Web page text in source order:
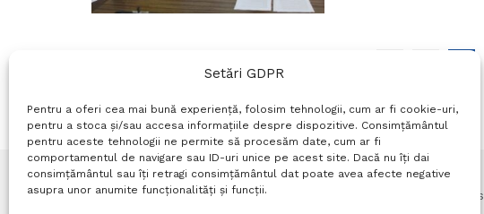
Setări GDPR
Pentru a oferi cea mai bună experiență, folosim tehnologii, cum ar fi cookie-uri,
pentru a stoca și/sau accesa informațiile despre dispozitive. Consimțământul
pentru aceste tehnologii ne permite să procesăm date, cum ar fi
comportamentul de navigare sau ID-uri unice pe acest site. Dacă nu îți dai
consimțământul sau îți retragi consimțământul dat poate avea afecte negative
asupra unor anumite funcționalități și funcții.
Termeni si conditii Politică de confidențialitate Politica cookies